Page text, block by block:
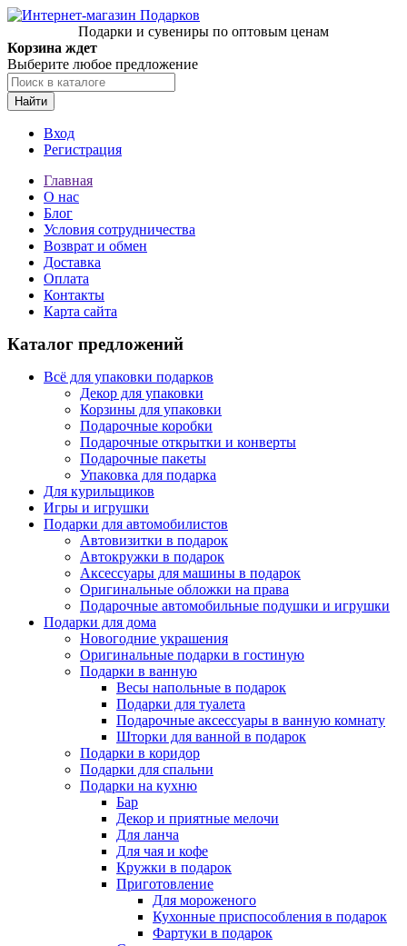
Подарки и сувениры по оптовым ценам
Корзина ждет
Выберите любое предложение
Найти
Вход
Регистрация
Главная
О нас
Блог
Условия сотрудничества
Возврат и обмен
Доставка
Оплата
Контакты
Карта сайта
Каталог предложений
Всё для упаковки подарков
Декор для упаковки
Корзины для упаковки
Подарочные коробки
Подарочные открытки и конверты
Подарочные пакеты
Упаковка для подарка
Для курильщиков
Игры и игрушки
Подарки для автомобилистов
Автовизитки в подарок
Автокружки в подарок
Аксессуары для машины в подарок
Оригинальные обложки на права
Подарочные автомобильные подушки и игрушки
Подарки для дома
Новогодние украшения
Оригинальные подарки в гостиную
Подарки в ванную
Весы напольные в подарок
Подарки для туалета
Подарочные аксессуары в ванную комнату
Шторки для ванной в подарок
Подарки в коридор
Подарки для спальни
Подарки на кухню
Бар
Декор и приятные мелочи
Для ланча
Для чая и кофе
Кружки в подарок
Приготовление
Для мороженого
Кухонные приспособления в подарок
Фартуки в подарок